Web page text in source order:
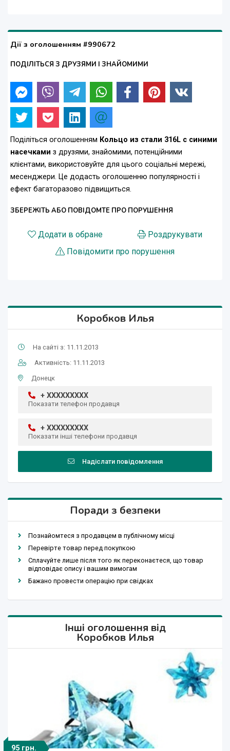
Дії з оголошенням #990672
ПОДІЛІТЬСЯ З ДРУЗЯМИ І ЗНАЙОМИМИ
Поділіться оголошенням Кольцо из стали 316L с синими
насечками з друзями, знайомими, потенційними
клієнтами, використовуйте для цього соціальні мережі,
месенджери. Це додасть оголошенню популярності і
ефект багаторазово підвищиться.
ЗБЕРЕЖІТЬ АБО ПОВІДОМТЕ ПРО ПОРУШЕННЯ
Додати в обране
Роздрукувати
Повідомити про порушення
Коробков Илья
На сайті з: 11.11.2013
Активність: 11.11.2013
Донецк
+ XXXXXXXXX
Показати телефон продавця
+ XXXXXXXXX
Показати інші телефони продавця
Надіслати повідомлення
Поради з безпеки
Познайомтеся з продавцем в публічному місці
Перевірте товар перед покупкою
Сплачуйте лише після того як переконаєтеся, що товар
відповідає опису і вашим вимогам
Бажано провести операцію при свідках
Інші оголошення від
Коробков Илья
95 грн.